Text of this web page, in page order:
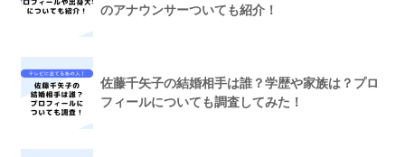
のアナウンサーついても紹介！
佐藤千矢子の結婚相手は誰？学歴や家族は？プロ
フィールについても調査してみた！